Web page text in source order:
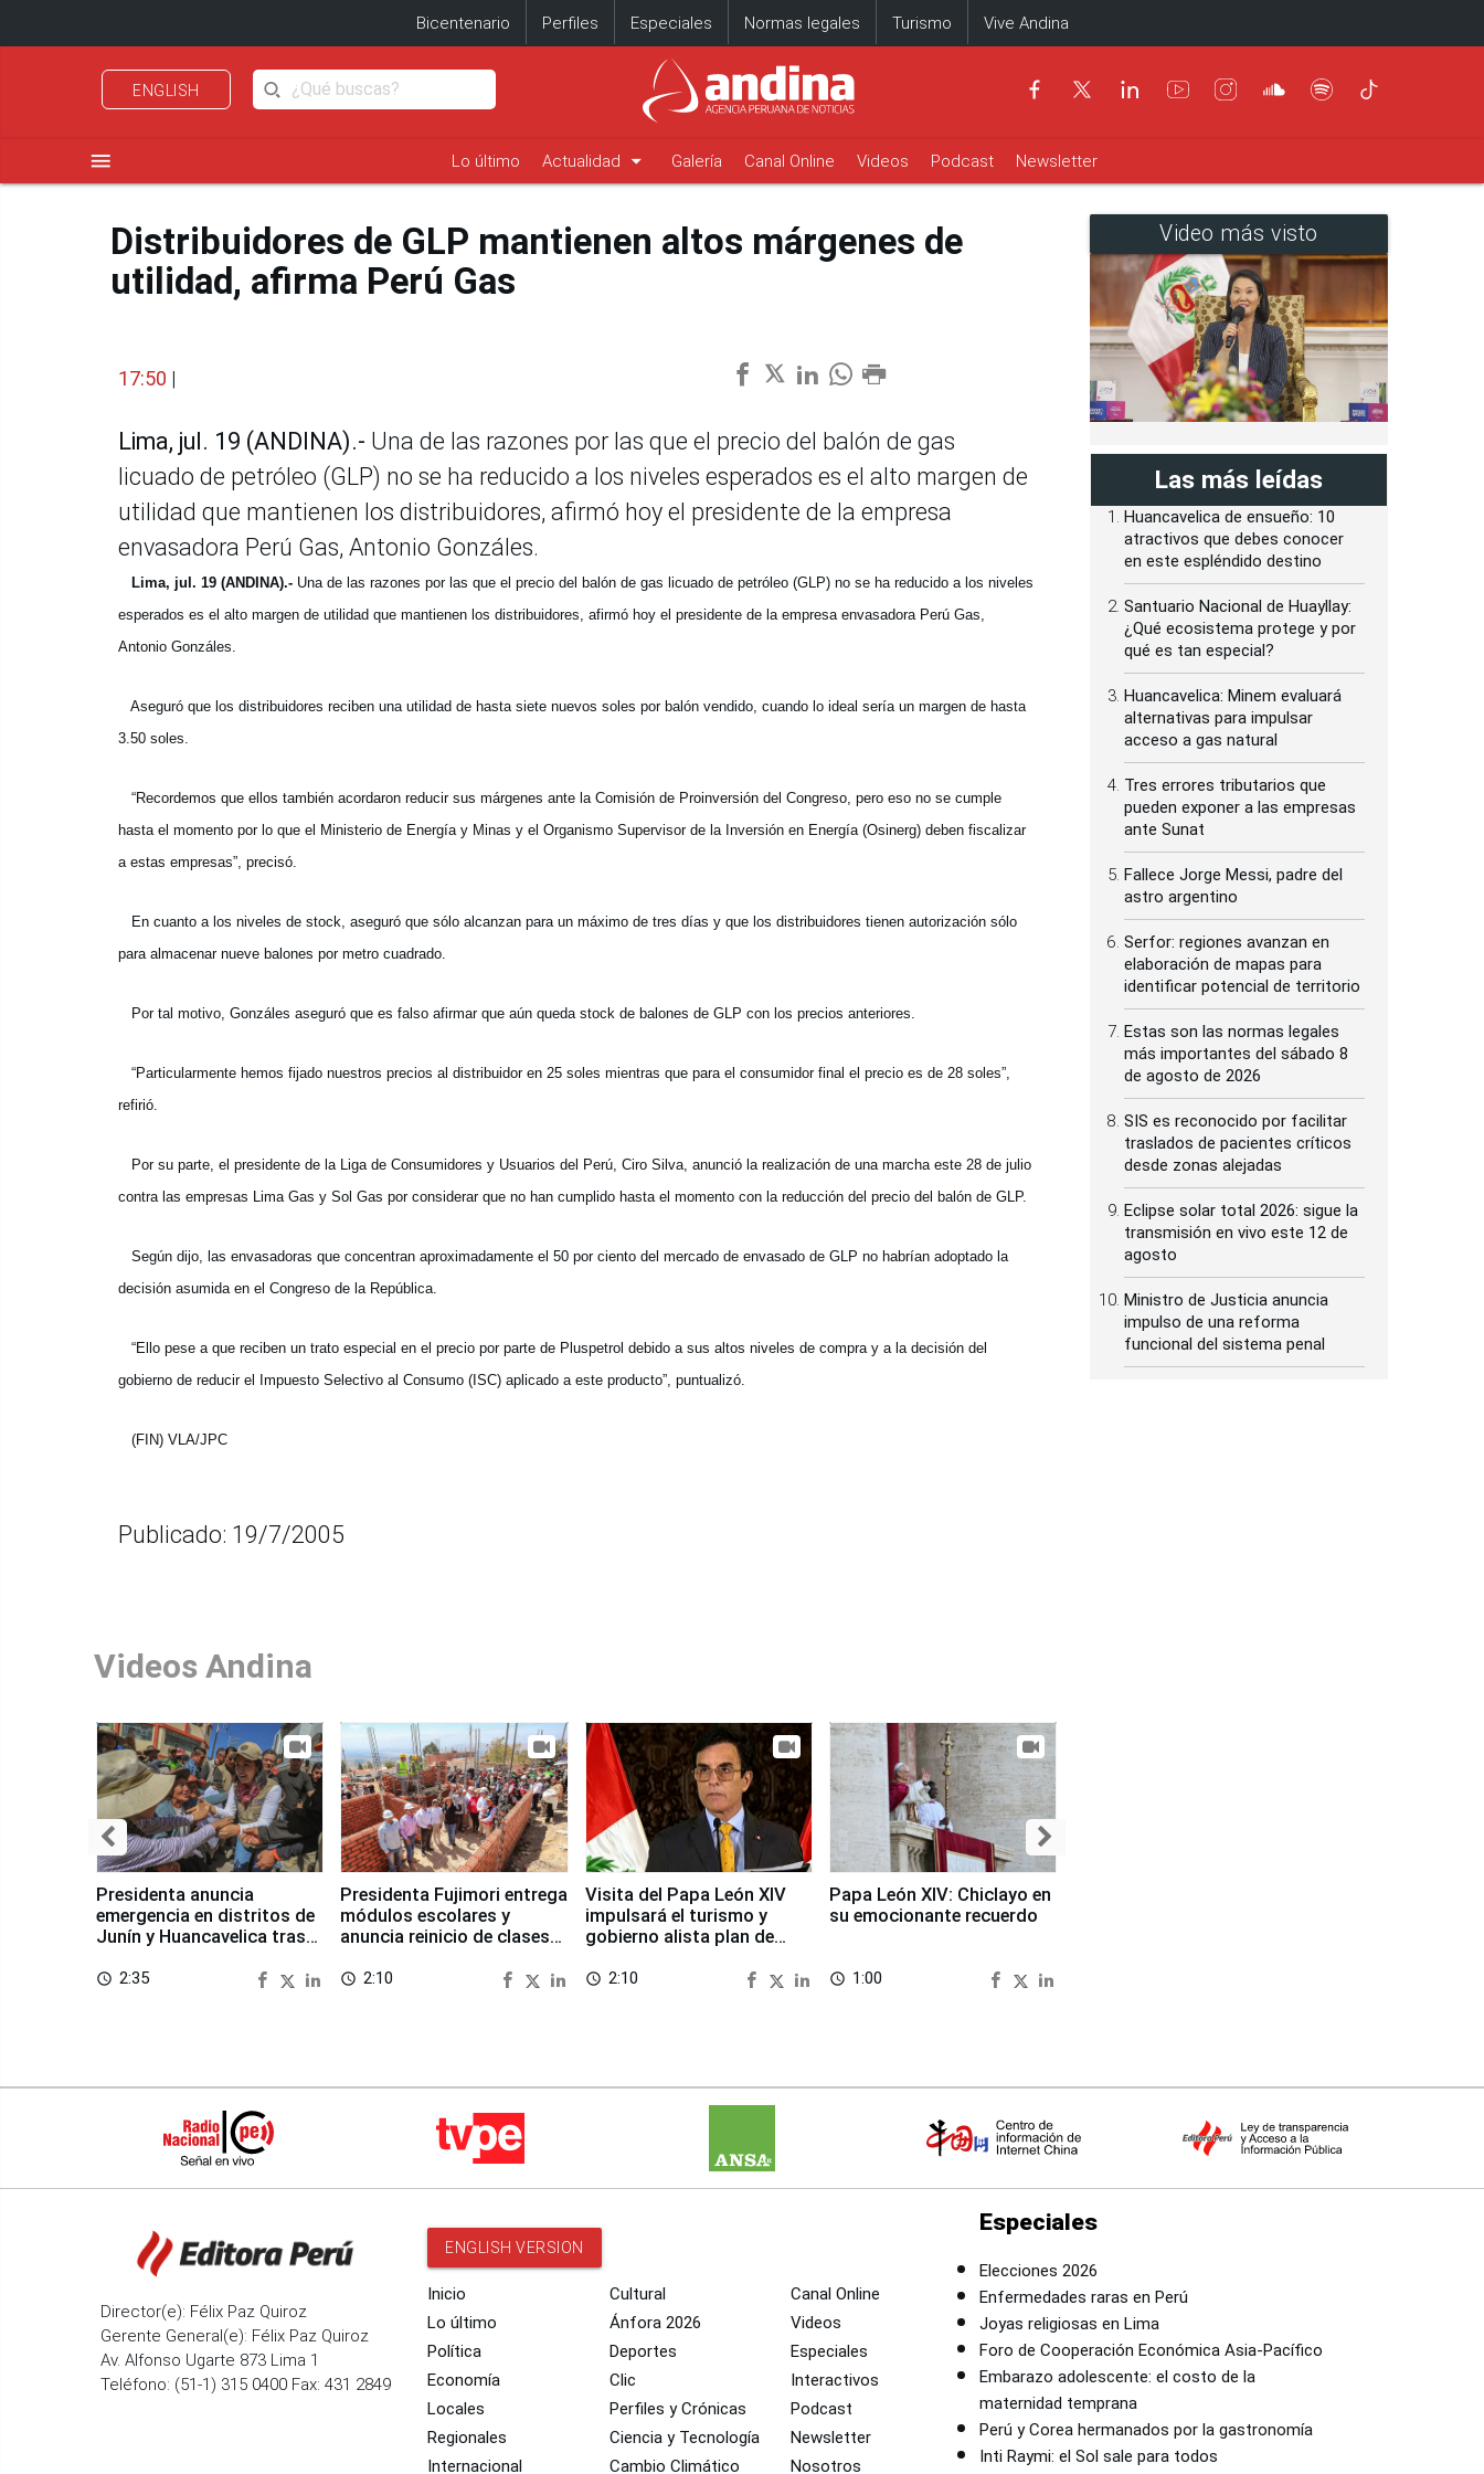
Bicentenario Perfiles Especiales Normas legales Turismo Vive Andina
ENGLISH
menu Lo último Actualidad arrow_drop_down Galería Canal Online Videos Podcast Newsletter
Distribuidores de GLP mantienen altos márgenes de
utilidad, afirma Perú Gas
17:50 |
Lima, jul. 19 (ANDINA).- Una de las razones por las que el precio del balón de gas
licuado de petróleo (GLP) no se ha reducido a los niveles esperados es el alto margen de
utilidad que mantienen los distribuidores, afirmó hoy el presidente de la empresa
envasadora Perú Gas, Antonio Gonzáles.
Lima, jul. 19 (ANDINA).- Una de las razones por las que el precio del balón de gas licuado de petróleo (GLP) no se ha reducido a los niveles
esperados es el alto margen de utilidad que mantienen los distribuidores, afirmó hoy el presidente de la empresa envasadora Perú Gas,
Antonio Gonzáles.
Aseguró que los distribuidores reciben una utilidad de hasta siete nuevos soles por balón vendido, cuando lo ideal sería un margen de hasta
3.50 soles.
“Recordemos que ellos también acordaron reducir sus márgenes ante la Comisión de Proinversión del Congreso, pero eso no se cumple
hasta el momento por lo que el Ministerio de Energía y Minas y el Organismo Supervisor de la Inversión en Energía (Osinerg) deben fiscalizar
a estas empresas”, precisó.
En cuanto a los niveles de stock, aseguró que sólo alcanzan para un máximo de tres días y que los distribuidores tienen autorización sólo
para almacenar nueve balones por metro cuadrado.
Por tal motivo, Gonzáles aseguró que es falso afirmar que aún queda stock de balones de GLP con los precios anteriores.
“Particularmente hemos fijado nuestros precios al distribuidor en 25 soles mientras que para el consumidor final el precio es de 28 soles”,
refirió.
Por su parte, el presidente de la Liga de Consumidores y Usuarios del Perú, Ciro Silva, anunció la realización de una marcha este 28 de julio
contra las empresas Lima Gas y Sol Gas por considerar que no han cumplido hasta el momento con la reducción del precio del balón de GLP.
Según dijo, las envasadoras que concentran aproximadamente el 50 por ciento del mercado de envasado de GLP no habrían adoptado la
decisión asumida en el Congreso de la República.
“Ello pese a que reciben un trato especial en el precio por parte de Pluspetrol debido a sus altos niveles de compra y a la decisión del
gobierno de reducir el Impuesto Selectivo al Consumo (ISC) aplicado a este producto”, puntualizó.
(FIN) VLA/JPC
Publicado: 19/7/2005
Videos Andina
Presidenta anuncia
emergencia en distritos de
Junín y Huancavelica tras
access_time 2:35
Presidenta Fujimori entrega
módulos escolares y
anuncia reinicio de clases
access_time 2:10
Visita del Papa León XIV
impulsará el turismo y
gobierno alista plan de
access_time 2:10
Papa León XIV: Chiclayo en
su emocionante recuerdo
access_time 1:00
Video más visto
Las más leídas
Huancavelica de ensueño: 10
atractivos que debes conocer
en este espléndido destino
Santuario Nacional de Huayllay:
¿Qué ecosistema protege y por
qué es tan especial?
Huancavelica: Minem evaluará
alternativas para impulsar
acceso a gas natural
Tres errores tributarios que
pueden exponer a las empresas
ante Sunat
Fallece Jorge Messi, padre del
astro argentino
Serfor: regiones avanzan en
elaboración de mapas para
identificar potencial de territorio
Estas son las normas legales
más importantes del sábado 8
de agosto de 2026
SIS es reconocido por facilitar
traslados de pacientes críticos
desde zonas alejadas
Eclipse solar total 2026: sigue la
transmisión en vivo este 12 de
agosto
Ministro de Justicia anuncia
impulso de una reforma
funcional del sistema penal
Director(e): Félix Paz Quiroz
Gerente General(e): Félix Paz Quiroz
Av. Alfonso Ugarte 873 Lima 1
Teléfono: (51-1) 315 0400 Fax: 431 2849
ENGLISH VERSION
Inicio
Lo último
Política
Economía
Locales
Regionales
Internacional
Cultural
Ánfora 2026
Deportes
Clic
Perfiles y Crónicas
Ciencia y Tecnología
Cambio Climático
Canal Online
Videos
Especiales
Interactivos
Podcast
Newsletter
Nosotros
Especiales
Elecciones 2026
Enfermedades raras en Perú
Joyas religiosas en Lima
Foro de Cooperación Económica Asia-Pacífico
Embarazo adolescente: el costo de la
maternidad temprana
Perú y Corea hermanados por la gastronomía
Inti Raymi: el Sol sale para todos